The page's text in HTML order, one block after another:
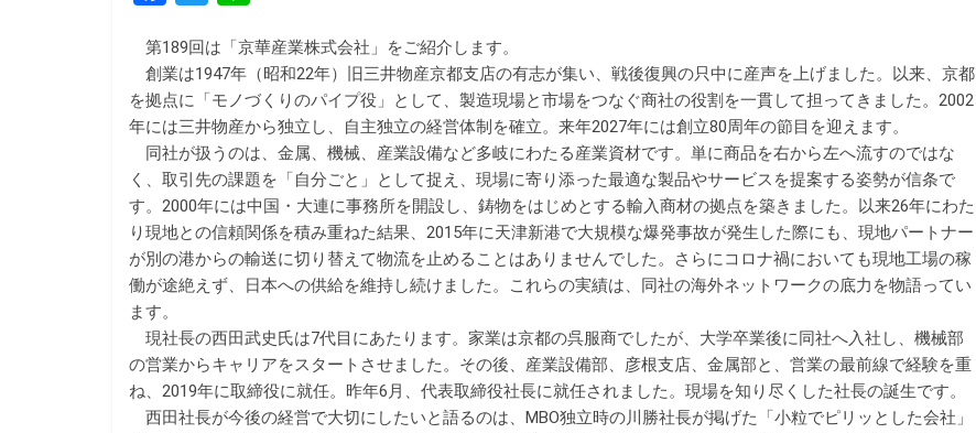
c
e
b
o
o
k
i
t
t
e
r
n
e
第189回は「京華産業株式会社」をご紹介します。
創業は1947年（昭和22年）旧三井物産京都支店の有志が集い、戦後復興の只中に産声を上げました。以来、京都
を拠点に「モノづくりのパイプ役」として、製造現場と市場をつなぐ商社の役割を一貫して担ってきました。2002
年には三井物産から独立し、自主独立の経営体制を確立。来年2027年には創立80周年の節目を迎えます。
同社が扱うのは、金属、機械、産業設備など多岐にわたる産業資材です。単に商品を右から左へ流すのではな
く、取引先の課題を「自分ごと」として捉え、現場に寄り添った最適な製品やサービスを提案する姿勢が信条で
す。2000年には中国・大連に事務所を開設し、鋳物をはじめとする輸入商材の拠点を築きました。以来26年にわた
り現地との信頼関係を積み重ねた結果、2015年に天津新港で大規模な爆発事故が発生した際にも、現地パートナー
が別の港からの輸送に切り替えて物流を止めることはありませんでした。さらにコロナ禍においても現地工場の稼
働が途絶えず、日本への供給を維持し続けました。これらの実績は、同社の海外ネットワークの底力を物語ってい
ます。
現社長の西田武史氏は7代目にあたります。家業は京都の呉服商でしたが、大学卒業後に同社へ入社し、機械部
の営業からキャリアをスタートさせました。その後、産業設備部、彦根支店、金属部と、営業の最前線で経験を重
ね、2019年に取締役に就任。昨年6月、代表取締役社長に就任されました。現場を知り尽くした社長の誕生です。
西田社長が今後の経営で大切にしたいと語るのは、MBO独立時の川勝社長が掲げた「小粒でピリッとした会社」